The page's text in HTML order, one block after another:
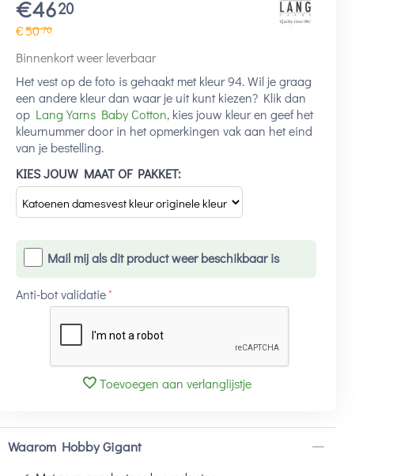
€4620
€5070
Binnenkort weer leverbaar
Het vest op de foto is gehaakt met kleur 94. Wil je graag
een andere kleur dan waar je uit kunt kiezen? Klik dan
op Lang Yarns Baby Cotton, kies jouw kleur en geef het
kleurnummer door in het opmerkingen vak aan het eind
van je bestelling.
KIES JOUW MAAT OF PAKKET:
Mail mij als dit product weer beschikbaar is
Anti-bot validatie
Toevoegen aan verlanglijstje
Waarom Hobby Gigant